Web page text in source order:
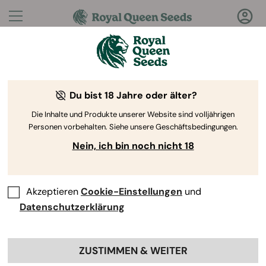
Fragen?Antworten!
Willkommen im Royal Queen Seeds Help Center
Help Center > Konto
Du bist 18 Jahre oder älter?
Die Inhalte und Produkte unserer Website sind volljährigen
Personen vorbehalten. Siehe unsere Geschäftsbedingungen.
Nein, ich bin noch nicht 18
AkzeptierenCookie-Einstellungen und
Datenschutzerklärung
ZUSTIMMEN & WEITER